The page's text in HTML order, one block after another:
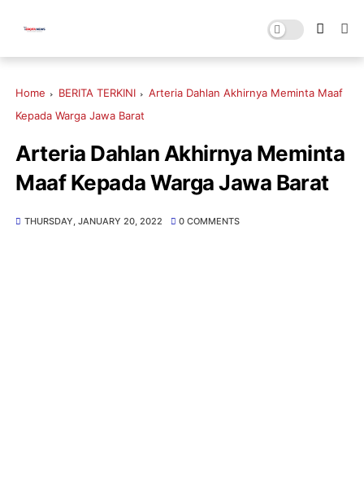
Home BERITA TERKINI
Arteria Dahlan Akhirnya Meminta Maaf
Kepada Warga Jawa Barat
Arteria Dahlan Akhirnya Meminta
Maaf Kepada Warga Jawa Barat
THURSDAY, JANUARY 20, 2022 0 COMMENTS